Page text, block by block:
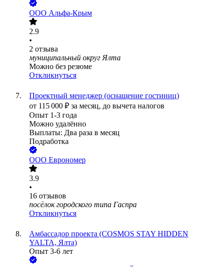
ООО Альфа-Крым
2.9
•
2 отзыва
муниципальный округ Ялта
Можно без резюме
Откликнуться
Проектный менеджер (оснащение гостиниц)
от 115 000 ₽ за месяц, до вычета налогов
Опыт 1-3 года
Можно удалённо
Выплаты: Два раза в месяц
Подработка
ООО Еврономер
3.9
•
16 отзывов
посёлок городского типа Гаспра
Откликнуться
Амбассадор проекта (COSMOS STAY HIDDEN
YALTA, Ялта)
Опыт 3-6 лет